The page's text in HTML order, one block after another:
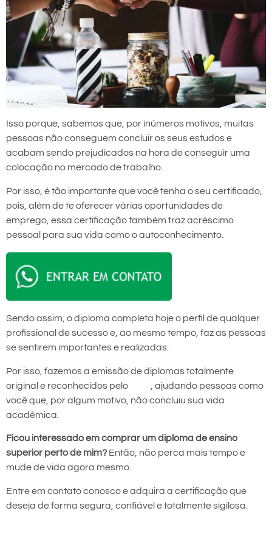
Isso porque, sabemos que, por inúmeros motivos, muitas
pessoas não conseguem concluir os seus estudos e
acabam sendo prejudicados na hora de conseguir uma
colocação no mercado de trabalho.
Por isso, é tão importante que você tenha o seu certificado,
pois, além de te oferecer várias oportunidades de
emprego, essa certificação também traz acréscimo
pessoal para sua vida como o autoconhecimento.
Sendo assim, o diploma completa hoje o perfil de qualquer
profissional de sucesso e, ao mesmo tempo, faz as pessoas
se sentirem importantes e realizadas.
Por isso, fazemos a emissão de diplomas totalmente
original e reconhecidos pelo
, ajudando pessoas como
você que, por algum motivo, não concluiu sua vida
acadêmica.
Ficou interessado em comprar um diploma de ensino
superior perto de mim? Então, não perca mais tempo e
mude de vida agora mesmo.
Entre em contato conosco e adquira a certificação que
deseja de forma segura, confiável e totalmente sigilosa.